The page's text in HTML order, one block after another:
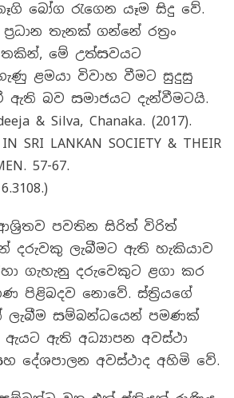
බෝග රැගෙන යෑම සිදු වේ.
තැනක් ගන්නේ රත්‍රං
මේ උත්සවයට
ළමයා විවාහ වීමට සුදුසු
බව සමාජයට දැන්වීමටයි.
& Silva, Chanaka. (2017).
SRI LANKAN SOCIETY & THEIR
57-67.
පවතින සිරිත් විරිත්
දරුවකු ලැබීමට ඇති හැකියාව
ගැහැනු දරුවෙකුට ළගා කර
පිළිබදව නොවේ. ස්ත්‍රියගේ
ලැබීම සම්බන්ධයෙන් පමණක්
ඇති අධ්‍යාපන අවස්ථා
දේශපාලන අවස්ථාද අහිමි වේ.